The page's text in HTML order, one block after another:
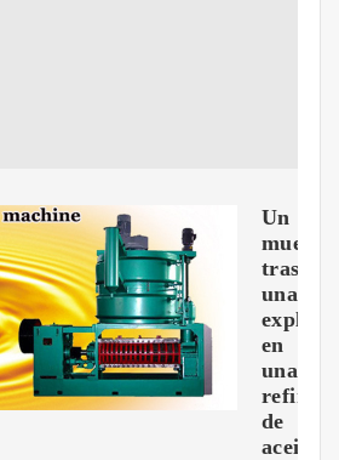
Un
muerto
tras
una
en
una
de
aceite